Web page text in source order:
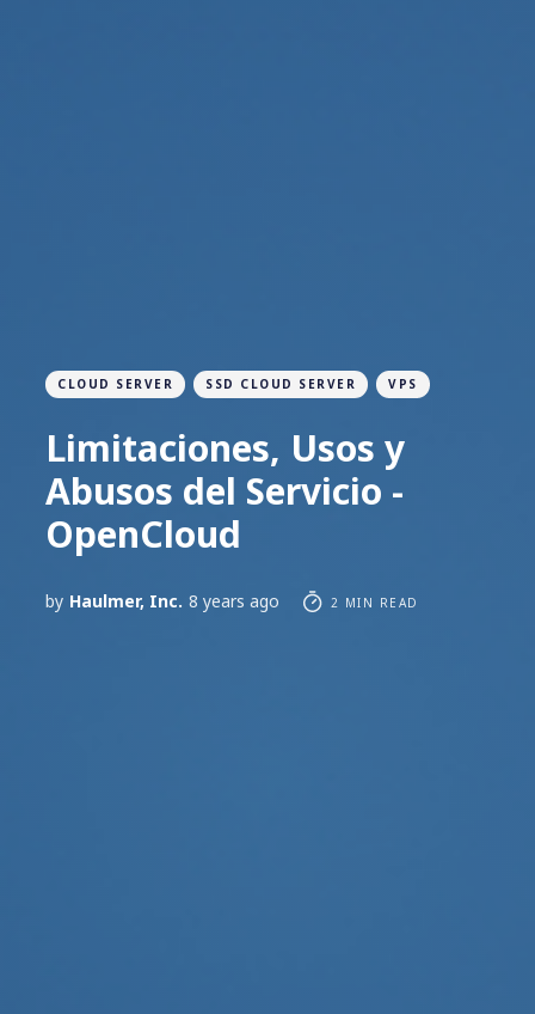
CLOUD SERVER SSD CLOUD SERVER VPS
Limitaciones, Usos y
Abusos del Servicio -
OpenCloud
by Haulmer, Inc. 8 years ago 2 MIN READ